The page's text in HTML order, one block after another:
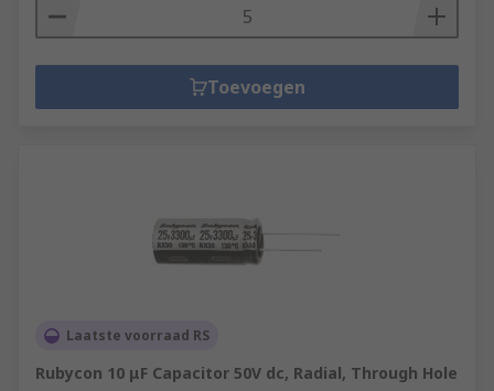
Toevoegen
Laatste voorraad RS
Rubycon 10 μF Capacitor 50V dc, Radial, Through Hole